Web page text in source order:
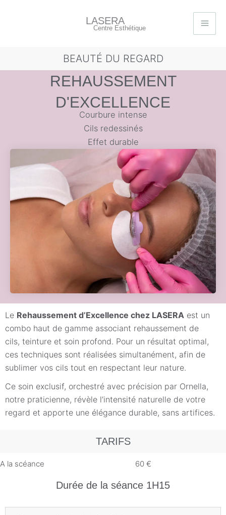
LASERA
Centre Esthétique
BEAUTÉ DU REGARD
REHAUSSEMENT
D'EXCELLENCE
Courbure intense
Cils redessinés
Effet durable
Le Rehaussement d’Excellence chez LASERA est un
combo haut de gamme associant rehaussement de
cils, teinture et soin profond. Pour un résultat optimal,
ces techniques sont réalisées simultanément, afin de
sublimer vos cils tout en respectant leur nature.
Ce soin exclusif, orchestré avec précision par Ornella,
notre praticienne, révèle l’intensité naturelle de votre
regard et apporte une élégance durable, sans artifices.
TARIFS
A la scéance 60 €
Durée de la séance 1H15